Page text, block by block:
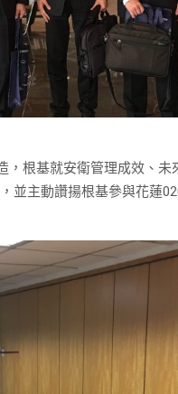
根基就安衛管理成效、
並主動讚揚根基參與花蓮